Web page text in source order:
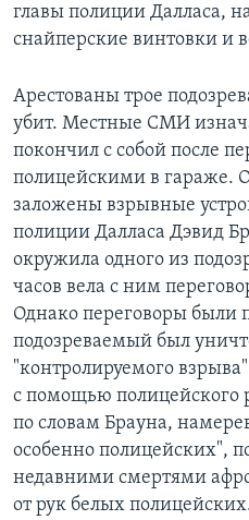
главы полиции Далласа,
снайперские винтовки и
Арестованы трое
убит. Местные СМИ
покончил с собой после
полицейскими в гараже.
заложены взрывные
полиции Далласа Дэвид
окружила одного из
часов вела с ним
Однако переговоры были
подозреваемый был
"контролируемого
с помощью полицейского
по словам Брауна,
особенно полицейских",
недавними смертями
от рук белых